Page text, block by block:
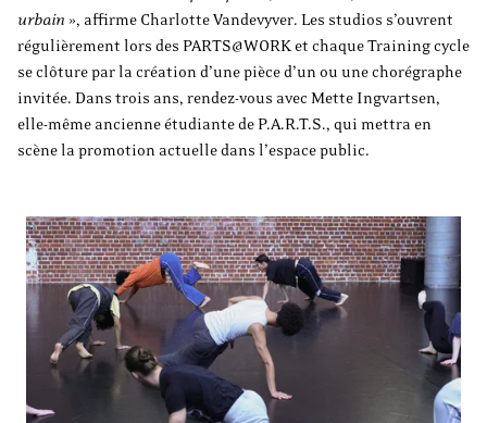
urbain », affirme Charlotte Vandevyver. Les studios s’ouvrent
régulièrement lors des PARTS@WORK et chaque Training cycle
se clôture par la création d’une pièce d’un ou une chorégraphe
invitée. Dans trois ans, rendez-vous avec Mette Ingvartsen,
elle-même ancienne étudiante de P.A.R.T.S., qui mettra en
scène la promotion actuelle dans l’espace public.